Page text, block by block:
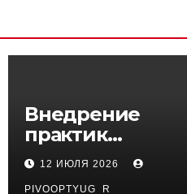
Внедрение
практик
управляемого
DevOps в
12 ИЮЛЯ 2026
PIVOOPTYUG_R